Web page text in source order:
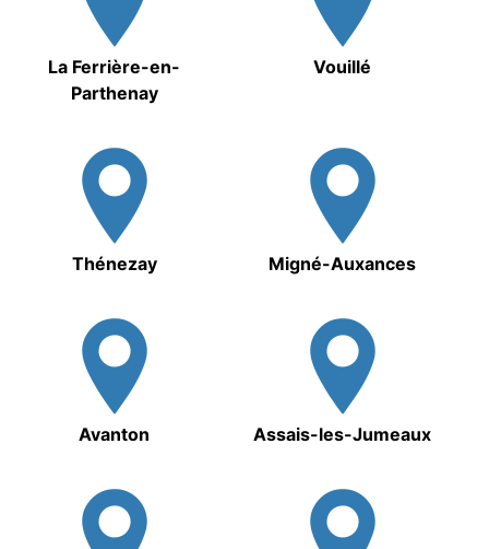
La Ferrière-en-
Parthenay
Vouillé
Thénezay Migné-Auxances
Avanton Assais-les-Jumeaux